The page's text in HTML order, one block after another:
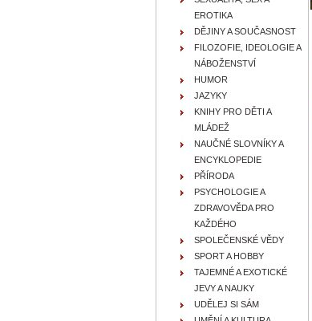
EROTIKA
DĚJINY A SOUČASNOST
FILOZOFIE, IDEOLOGIE A
NÁBOŽENSTVÍ
HUMOR
JAZYKY
KNIHY PRO DĚTI A
MLÁDEŽ
NAUČNÉ SLOVNÍKY A
ENCYKLOPEDIE
PŘÍRODA
PSYCHOLOGIE A
ZDRAVOVĚDA PRO
KAŽDÉHO
SPOLEČENSKÉ VĚDY
SPORT A HOBBY
TAJEMNÉ A EXOTICKÉ
JEVY A NAUKY
UDĚLEJ SI SÁM